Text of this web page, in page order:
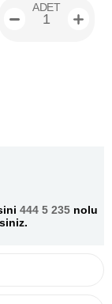
ADET
444 5 235 nolu